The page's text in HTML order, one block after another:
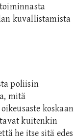
kuvallistamista
poliisin
mitä
koskaan
kuitenkin
he itse sitä edes